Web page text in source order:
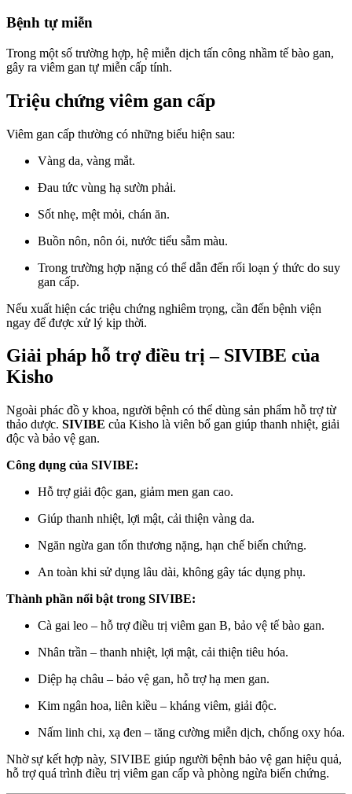
Bệnh tự miễn
Trong một số trường hợp, hệ miễn dịch tấn công nhầm tế bào gan,
gây ra viêm gan tự miễn cấp tính.
Triệu chứng viêm gan cấp
Viêm gan cấp thường có những biểu hiện sau:
Vàng da, vàng mắt.
Đau tức vùng hạ sườn phải.
Sốt nhẹ, mệt mỏi, chán ăn.
Buồn nôn, nôn ói, nước tiểu sẫm màu.
Trong trường hợp nặng có thể dẫn đến rối loạn ý thức do suy
gan cấp.
Nếu xuất hiện các triệu chứng nghiêm trọng, cần đến bệnh viện
ngay để được xử lý kịp thời.
Giải pháp hỗ trợ điều trị – SIVIBE của
Kisho
Ngoài phác đồ y khoa, người bệnh có thể dùng sản phẩm hỗ trợ từ
thảo dược. SIVIBE của Kisho là viên bổ gan giúp thanh nhiệt, giải
độc và bảo vệ gan.
Công dụng của SIVIBE:
Hỗ trợ giải độc gan, giảm men gan cao.
Giúp thanh nhiệt, lợi mật, cải thiện vàng da.
Ngăn ngừa gan tổn thương nặng, hạn chế biến chứng.
An toàn khi sử dụng lâu dài, không gây tác dụng phụ.
Thành phần nổi bật trong SIVIBE:
Cà gai leo – hỗ trợ điều trị viêm gan B, bảo vệ tế bào gan.
Nhân trần – thanh nhiệt, lợi mật, cải thiện tiêu hóa.
Diệp hạ châu – bảo vệ gan, hỗ trợ hạ men gan.
Kim ngân hoa, liên kiều – kháng viêm, giải độc.
Nấm linh chi, xạ đen – tăng cường miễn dịch, chống oxy hóa.
Nhờ sự kết hợp này, SIVIBE giúp người bệnh bảo vệ gan hiệu quả,
hỗ trợ quá trình điều trị viêm gan cấp và phòng ngừa biến chứng.